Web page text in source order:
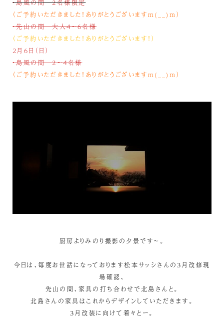
・島風の間 2名様限定
（ご予約いただきました！ありがとうございますm(__)m）
・先山の間 大人4～6名様
（ご予約いただきました！ありがとうございます！）
2月6日（日）
・島風の間 2～４名様
（ご予約いただきました！ありがとうございますm(__)m）
厨房よりみのり撮影の夕景です～。
今日は、毎度お世話になっております松本サッシさんの3月改修現
場確認、
先山の間、家具の打ち合わせで北島さんと。
北島さんの家具はこれからデザインしていただきます。
3月改装に向けて着々とー。